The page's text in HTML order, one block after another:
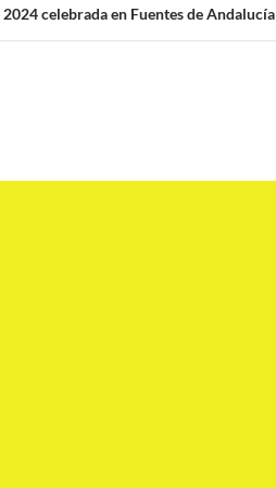
celebrada en Fuentes de Andalucía